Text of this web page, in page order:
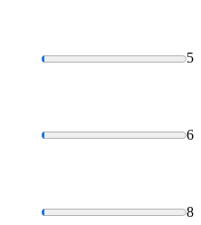
5
6
8